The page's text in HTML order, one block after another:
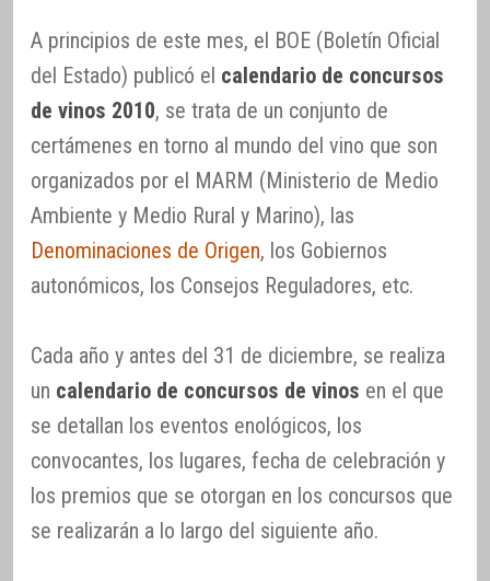
A principios de este mes, el BOE (Boletín Oficial
del Estado) publicó el calendario de concursos
de vinos 2010, se trata de un conjunto de
certámenes en torno al mundo del vino que son
organizados por el MARM (Ministerio de Medio
Ambiente y Medio Rural y Marino), las
Denominaciones de Origen, los Gobiernos
autonómicos, los Consejos Reguladores, etc.
Cada año y antes del 31 de diciembre, se realiza
un calendario de concursos de vinos en el que
se detallan los eventos enológicos, los
convocantes, los lugares, fecha de celebración y
los premios que se otorgan en los concursos que
se realizarán a lo largo del siguiente año.